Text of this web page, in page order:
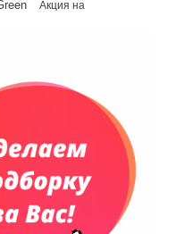
Рюкзаки
Несессеры и косметички
Сумки спортивные
Портфели
Чехлы для планшетов и ноутбуков
Сумка на пояс или шею
Аксессуары
Акция на